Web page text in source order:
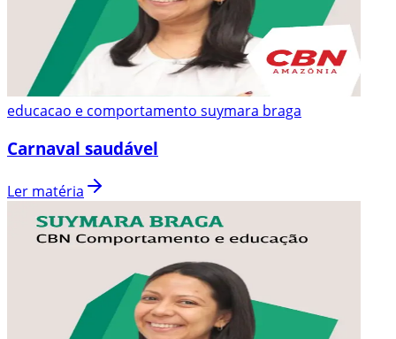
educacao e comportamento suymara braga
Carnaval saudável
Ler matéria